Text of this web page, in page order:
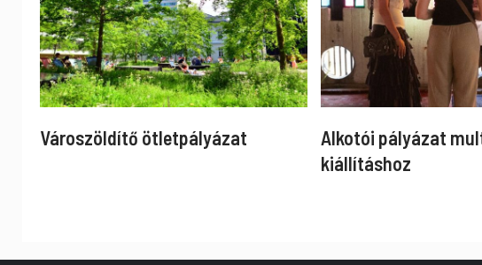
Városzöldítő ötletpályázat
Alkotói pályázat
kiállításhoz